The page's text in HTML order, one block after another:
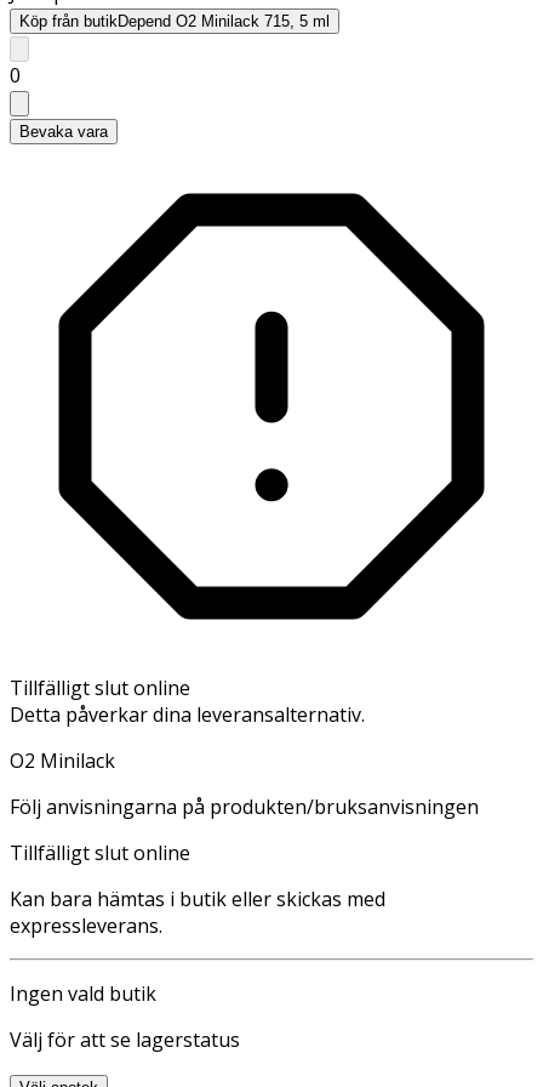
Köp från butikDepend O2 Minilack 715, 5 ml
0
Bevaka vara
Tillfälligt slut online
Detta påverkar dina leveransalternativ.
O2 Minilack
Följ anvisningarna på produkten/bruksanvisningen
Tillfälligt slut online
Kan bara hämtas i butik eller skickas med
expressleverans.
Ingen vald butik
Välj för att se lagerstatus